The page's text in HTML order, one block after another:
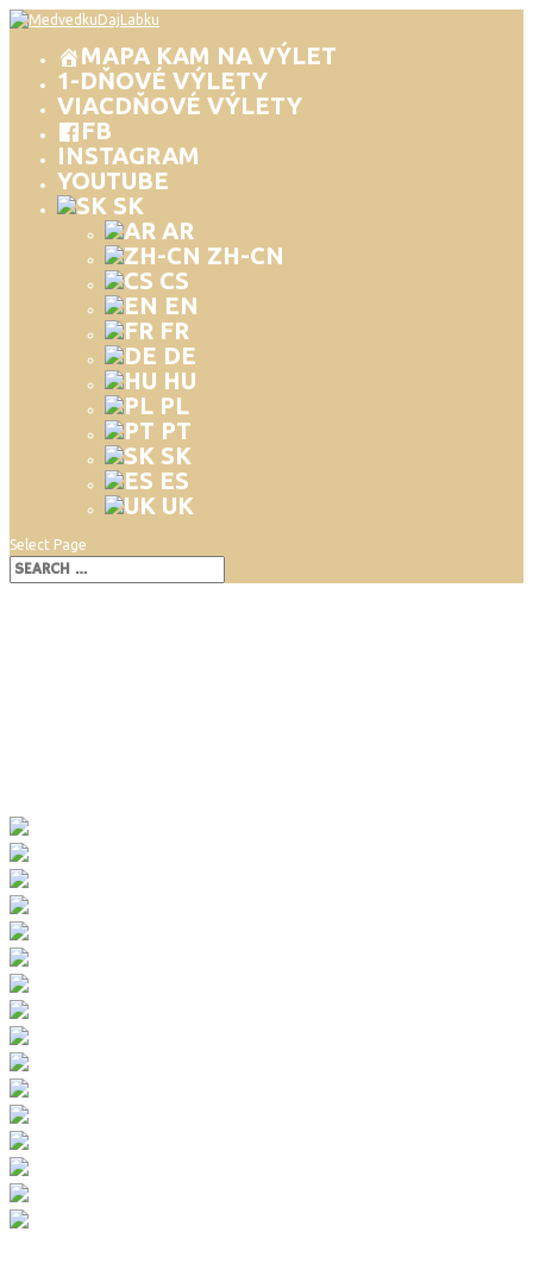
MAPA KAM NA VÝLET
1-DŇOVÉ VÝLETY
VIACDŇOVÉ VÝLETY
FB
INSTAGRAM
YOUTUBE
SK
AR
ZH-CN
CS
EN
FR
DE
HU
PL
PT
SK
ES
UK
Select Page